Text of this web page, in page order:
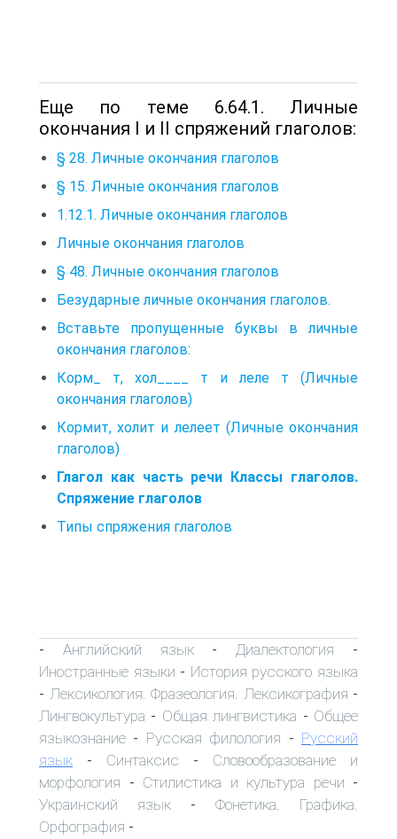
Еще по теме 6.64.1. Личные
окончания I и II спряжений глаголов:
§ 28. Личные окончания глаголов
§ 15. Личные окончания глаголов
1.12.1. Личные окончания глаголов
Личные окончания глаголов
§ 48. Личные окончания глаголов
Безударные личные окончания глаголов.
Вставьте пропущенные буквы в личные
окончания глаголов:
Корм_ т, хол____ т и леле т (Личные
окончания глаголов)
Кормит, холит и лелеет (Личные окончания
глаголов)
Глагол как часть речи Классы глаголов.
Спряжение глаголов
Типы спряжения глаголов
- Английский язык- Диалектология -
Иностранные языки - История русского языка
- Лексикология. Фразеология. Лексикография -
Лингвокультура - Общая лингвистика - Общее
языкознание - Русская филология - Русский
язык - Синтаксис - Словообразование и
морфология - Стилистика и культура речи -
Украинский язык - Фонетика. Графика.
Орфография -